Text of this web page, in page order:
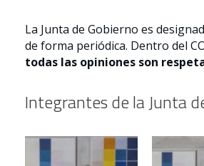
La Junta de Gobierno es
de forma periódica. Dentro del
todas las opiniones son
Integrantes de la Junta